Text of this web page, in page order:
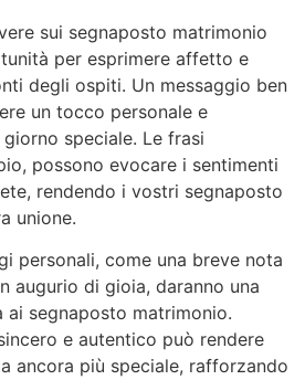
sui segnaposto matrimonio
per esprimere affetto e
degli ospiti. Un messaggio ben
un tocco personale e
speciale. Le frasi
possono evocare i sentimenti
rendendo i vostri segnaposto
unione.
personali, come una breve nota
augurio di gioia, daranno una
ai segnaposto matrimonio.
e autentico può rendere
ancora più speciale, rafforzando